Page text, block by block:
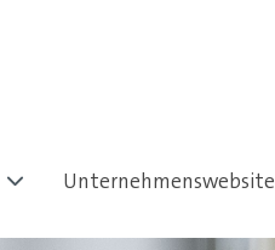
Unternehmenswebsite